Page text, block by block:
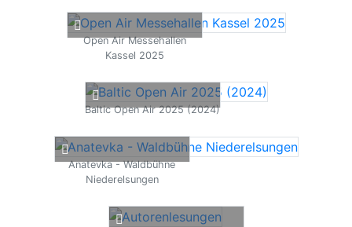
Open Air Messehallen
Kassel 2025
Baltic Open Air 2025 (2024)
Anatevka - Waldbühne
Niederelsungen